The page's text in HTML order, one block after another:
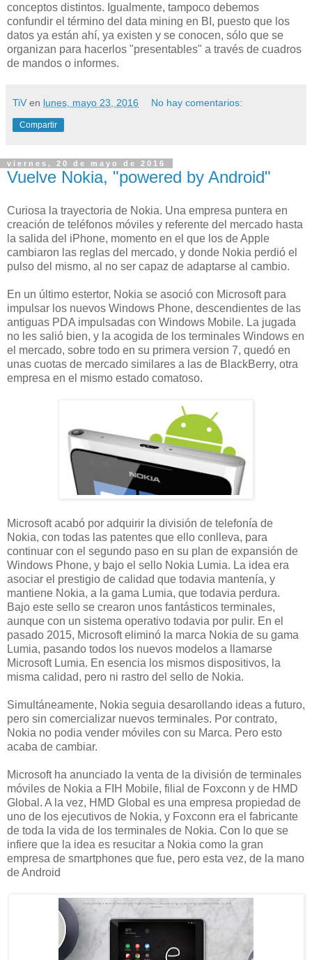
conceptos distintos. Igualmente, tampoco debemos
confundir el término del data mining en BI, puesto que los
datos ya están ahí, ya existen y se conocen, sólo que se
organizan para hacerlos "presentables" a través de cuadros
de mandos o informes.
TiV en lunes, mayo 23, 2016 No hay comentarios:
Compartir
viernes, 20 de mayo de 2016
Vuelve Nokia, "powered by Android"
Curiosa la trayectoria de Nokia. Una empresa puntera en
creación de teléfonos móviles y referente del mercado hasta
la salida del iPhone, momento en el que los de Apple
cambiaron las reglas del mercado, y donde Nokia perdió el
pulso del mismo, al no ser capaz de adaptarse al cambio.
En un último estertor, Nokia se asoció con Microsoft para
impulsar los nuevos Windows Phone, descendientes de las
antiguas PDA impulsadas con Windows Mobile. La jugada
no les salió bien, y la acogida de los terminales Windows en
el mercado, sobre todo en su primera version 7, quedó en
unas cuotas de mercado similares a las de BlackBerry, otra
empresa en el mismo estado comatoso.
Microsoft acabó por adquirir la división de telefonía de
Nokia, con todas las patentes que ello conlleva, para
continuar con el segundo paso en su plan de expansión de
Windows Phone, y bajo el sello Nokia Lumia. La idea era
asociar el prestigio de calidad que todavia mantenía, y
mantiene Nokia, a la gama Lumia, que todavia perdura.
Bajo este sello se crearon unos fantásticos terminales,
aunque con un sistema operativo todavia por pulir. En el
pasado 2015, Microsoft eliminó la marca Nokia de su gama
Lumia, pasando todos los nuevos modelos a llamarse
Microsoft Lumia. En esencia los mismos dispositivos, la
misma calidad, pero ni rastro del sello de Nokia.
Simultáneamente, Nokia seguia desarollando ideas a futuro,
pero sin comercializar nuevos terminales. Por contrato,
Nokia no podia vender móviles con su Marca. Pero esto
acaba de cambiar.
Microsoft ha anunciado la venta de la división de terminales
móviles de Nokia a FIH Mobile, filial de Foxconn y de HMD
Global. A la vez, HMD Global es una empresa propiedad de
uno de los ejecutivos de Nokia, y Foxconn era el fabricante
de toda la vida de los terminales de Nokia. Con lo que se
infiere que la idea es resucitar a Nokia como la gran
empresa de smartphones que fue, pero esta vez, de la mano
de Android